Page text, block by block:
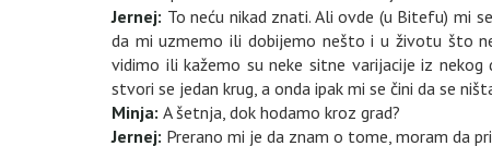
Jernej: To neću nikad znati. Ali ovde (u Bitefu) mi
da mi uzmemo ili dobijemo nešto i u životu što
vidimo ili kažemo su neke sitne varijacije iz
stvori se jedan krug, a onda ipak mi se čini da se
Minja: A šetnja, dok hodamo kroz grad?
Jernej: Prerano mi je da znam o tome, moram da